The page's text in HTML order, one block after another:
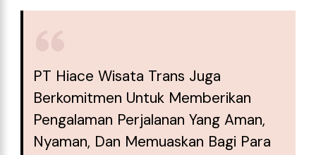
PT Hiace Wisata Trans Juga
Berkomitmen Untuk Memberikan
Pengalaman Perjalanan Yang Aman,
Nyaman, Dan Memuaskan Bagi Para